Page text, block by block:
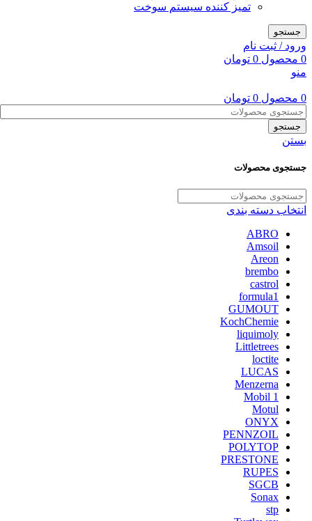
تمیز کننده سیستم سوخت
جستجو
ورود / ثبت نام
0 محصول 0 تومان
منو
0 محصول 0 تومان
جستجو
بستن
جستجوی محصولات
انتخاب دسته بندی
ABRO
Amsoil
Areon
brembo
castrol
formula1
GUMOUT
KochChemie
liquimoly
Littletrees
loctite
LUCAS
Menzerna
Mobil 1
Motul
ONYX
PENNZOIL
POLYTOP
PRESTONE
RUPES
SGCB
Sonax
stp